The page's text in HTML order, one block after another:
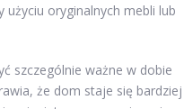
oryginalnych mebli lub
szczególnie ważne w dobie
że dom staje się bardziej